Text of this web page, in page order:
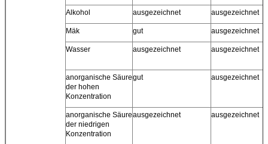
Alkohol ausgezeichnet ausgezeichnet
Mäk gut ausgezeichnet
Wasser ausgezeichnet ausgezeichnet
anorganische Säure
der hohen
Konzentration
gut ausgezeichnet
anorganische Säure
der niedrigen
Konzentration
ausgezeichnet ausgezeichnet